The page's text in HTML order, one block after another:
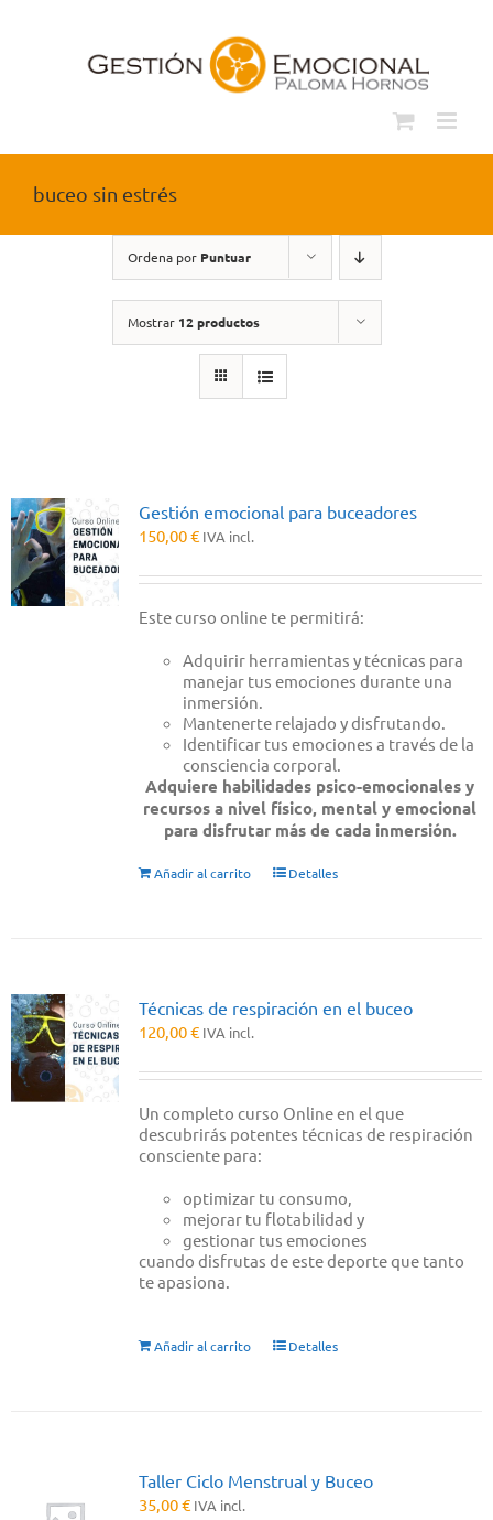
buceo sin estrés
Ordena por Puntuar
Mostrar 12 productos
Gestión emocional para buceadores
150,00€ IVA incl.
Este curso online te permitirá:
Adquirir herramientas y técnicas para
manejar tus emociones durante una
inmersión.
Mantenerte relajado y disfrutando.
Identificar tus emociones a través de la
consciencia corporal.
Adquiere habilidades psico-emocionales y
recursos a nivel físico, mental y emocional
para disfrutar más de cada inmersión.
Añadir al carrito Detalles
Técnicas de respiración en el buceo
120,00€ IVA incl.
Un completo curso Online en el que
descubrirás potentes técnicas de respiración
consciente para:
optimizar tu consumo,
mejorar tu flotabilidad y
gestionar tus emociones
cuando disfrutas de este deporte que tanto
te apasiona.
Añadir al carrito Detalles
Taller Ciclo Menstrual y Buceo
35,00€ IVA incl.